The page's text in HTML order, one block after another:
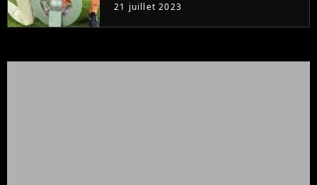
21 juillet 2023